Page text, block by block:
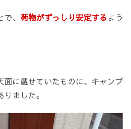
、 荷物がずっしり安定する よう
面に載せていたものに、キャンプ
ました。